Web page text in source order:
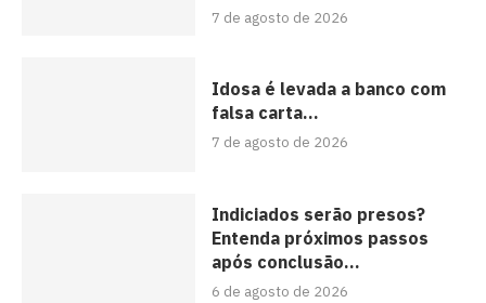
7 de agosto de 2026
Idosa é levada a banco com
falsa carta...
7 de agosto de 2026
Indiciados serão presos?
Entenda próximos passos
após conclusão...
6 de agosto de 2026